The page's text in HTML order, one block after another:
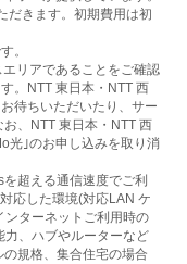
だきます。初期費用は初
。
リアであることをご確認
。NTT 東日本・NTT 西
待ちいただいたり、サー
、NTT 東日本・NTT 西
光｣のお申し込みを取り消
超える通信速度でご利
応した環境(対応LAN ケ
ンターネットご利用時の
、ハブやルーターなど
規格、集合住宅の場合